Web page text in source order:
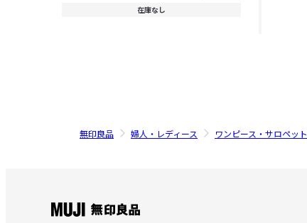
在庫なし
無印良品 婦人・レディース ワンピース・サロペット